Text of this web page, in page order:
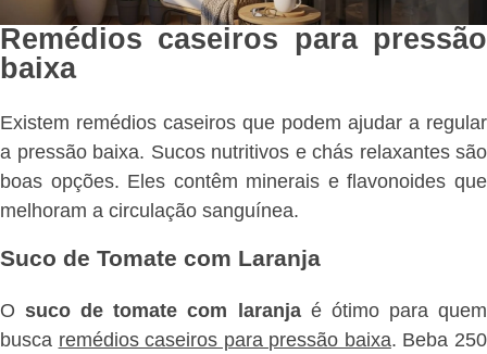
Remédios caseiros para pressão
baixa
Existem remédios caseiros que podem ajudar a regular
a pressão baixa. Sucos nutritivos e chás relaxantes são
boas opções. Eles contêm minerais e flavonoides que
melhoram a circulação sanguínea.
Suco de Tomate com Laranja
Osuco de tomate com laranjaé ótimo para quem
busca remédios caseiros para pressão baixa. Beba 250